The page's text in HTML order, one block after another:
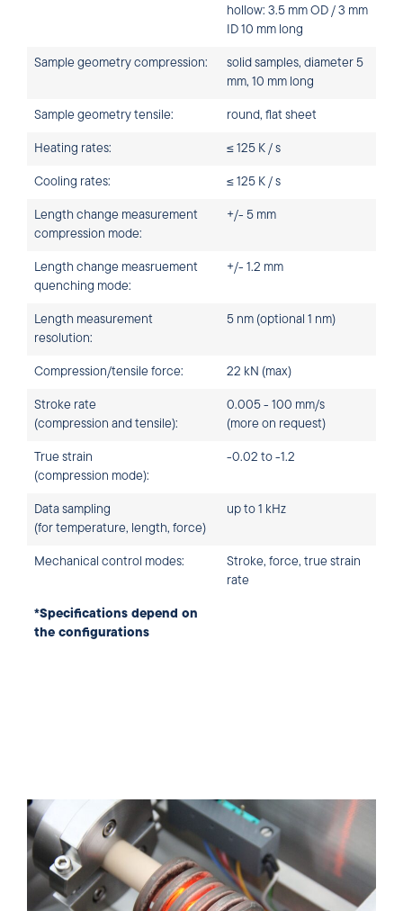
hollow: 3.5 mm OD / 3 mm
ID 10 mm long
Sample geometry compression:
solid samples, diameter 5
mm, 10 mm long
Sample geometry tensile: round, flat sheet
Heating rates: ≤ 125 K / s
Cooling rates: ≤ 125 K / s
Length change measurement
compression mode:
+/- 5 mm
Length change measruement
quenching mode:
+/- 1.2 mm
Length measurement
resolution:
5 nm (optional 1 nm)
Compression/tensile force: 22 kN (max)
Stroke rate
(compression and tensile):
0.005 - 100 mm/s
(more on request)
True strain
(compression mode):
-0.02 to -1.2
Data sampling
(for temperature, length, force)
up to 1 kHz
Mechanical control modes:
Stroke, force, true strain
rate
*Specifications depend on
the configurations